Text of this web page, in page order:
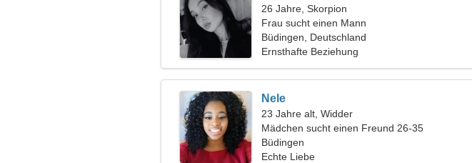
26 Jahre, Skorpion
Frau sucht einen Mann
Büdingen, Deutschland
Ernsthafte Beziehung
Nele
23 Jahre alt, Widder
Mädchen sucht einen Freund 26-35
Büdingen
Echte Liebe